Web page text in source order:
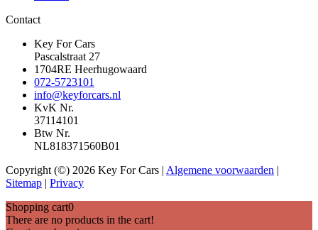
Contact
Key For Cars
Pascalstraat 27
1704RE Heerhugowaard
072-5723101
info@keyforcars.nl
KvK Nr.
37114101
Btw Nr.
NL818371560B01
Copyright (©) 2026 Key For Cars | Algemene voorwaarden |
Sitemap | Privacy
Shopping cart0
There are no products in the cart!